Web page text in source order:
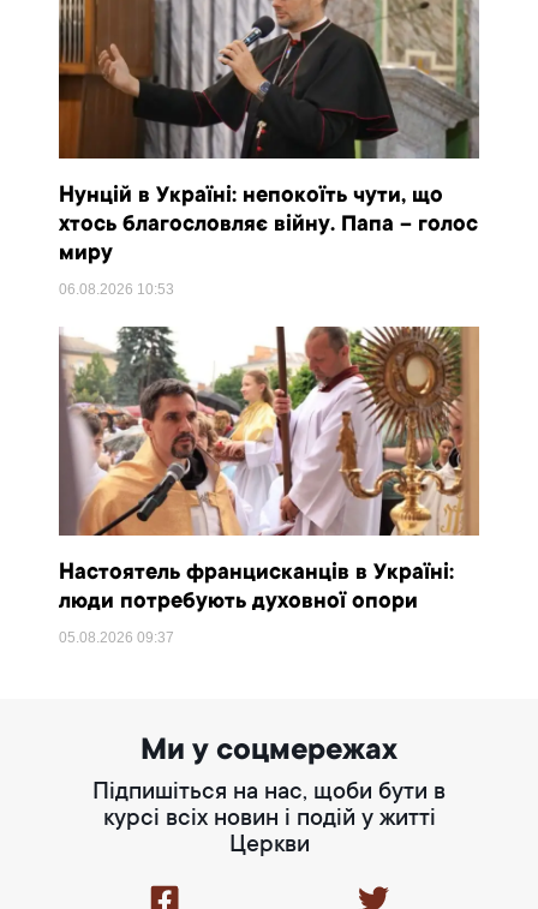
Нунцій в Україні: непокоїть чути, що
хтось благословляє війну. Папа – голос
миру
06.08.2026 10:53
Настоятель францисканців в Україні:
люди потребують духовної опори
05.08.202609:37
Ми у соцмережах
Підпишіться на нас, щоби бути в
курсі всіх новин і подій у житті
Церкви